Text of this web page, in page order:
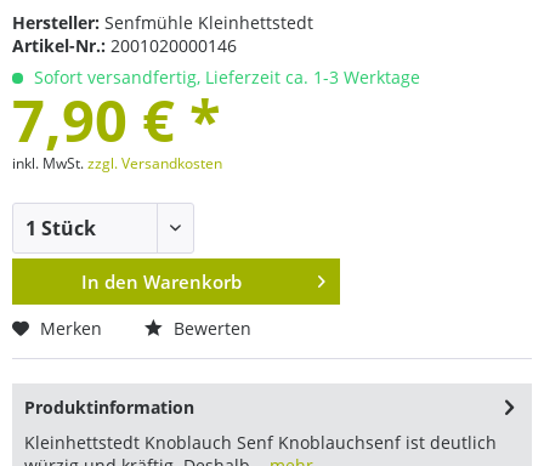
Hersteller: Senfmühle Kleinhettstedt
Artikel-Nr.: 2001020000146
Sofort versandfertig, Lieferzeit ca. 1-3 Werktage
7,90 € *
inkl. MwSt.zzgl. Versandkosten
In den Warenkorb
Merken Bewerten
Produktinformation
Kleinhettstedt Knoblauch Senf Knoblauchsenf ist deutlich